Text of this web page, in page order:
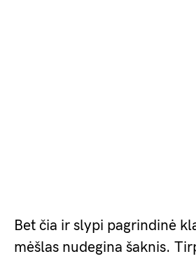
Bet čia ir slypi pagrindinė
mėšlas nudegina šaknis.